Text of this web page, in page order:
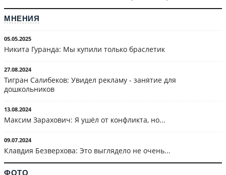
МНЕНИЯ
05.05.2025
Никита Гуранда: Мы купили только браслетик
27.08.2024
Тигран Салибеков: Увидел рекламу - занятие для
дошкольников
13.08.2024
Максим Зарахович: Я ушёл от конфликта, но...
09.07.2024
Клавдия Безверхова: Это выглядело не очень...
ФОТО